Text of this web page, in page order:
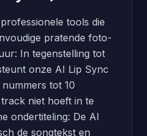
tools die
pratende foto-
In tegenstelling tot
onze AI Lip Sync
tot 10
niet hoeft in te
ondertiteling: De AI
de songtekst en